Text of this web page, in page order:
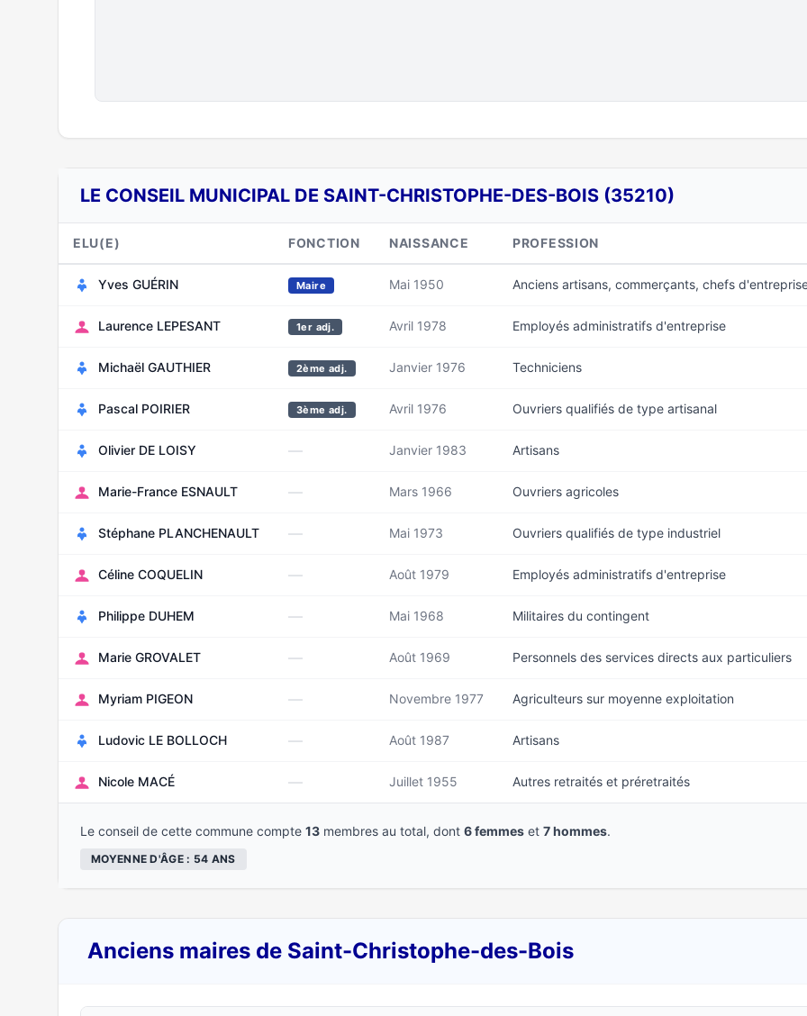
LE CONSEIL MUNICIPAL DE SAINT-CHRISTOPHE-DES-BOIS (35210)
ELU(E) FONCTION NAISSANCE PROFESSION
Yves GUÉRIN Maire Mai 1950 Anciens artisans, commerçants, chefs
Laurence LEPESANT 1er adj. Avril 1978 Employés administratifs d'entreprise
Michaël GAUTHIER 2ème adj. Janvier 1976 Techniciens
Pascal POIRIER 3ème adj. Avril 1976 Ouvriers qualifiés de type artisanal
Olivier DE LOISY — Janvier 1983 Artisans
Marie-France ESNAULT — Mars 1966 Ouvriers agricoles
Stéphane PLANCHENAULT — Mai 1973 Ouvriers qualifiés de type industriel
Céline COQUELIN — Août 1979 Employés administratifs d'entreprise
Philippe DUHEM — Mai 1968 Militaires du contingent
Marie GROVALET — Août 1969 Personnels des services directs aux particuliers
Myriam PIGEON — Novembre 1977 Agriculteurs sur moyenne exploitation
Ludovic LE BOLLOCH — Août 1987 Artisans
Nicole MACÉ — Juillet 1955 Autres retraités et préretraités
Le conseil de cette commune compte 13 membres au total, dont 6 femmes et 7 hommes.
MOYENNE D'ÂGE : 54 ANS
Anciens maires de Saint-Christophe-des-Bois